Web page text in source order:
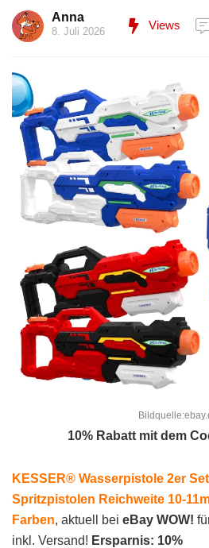
Anna
8. Juli 2026 Views
10% Rabatt mit dem
KESSER® Wasserpistole 2er
Spritzpistolen Reichweite 10-
Farben, aktuell bei eBay WOW!
inkl. Versand! Ersparnis: 10%